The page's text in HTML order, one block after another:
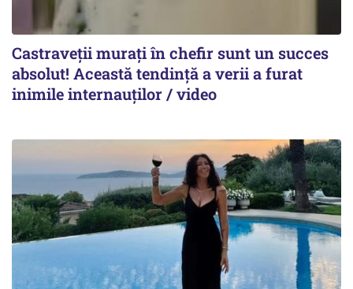
Castraveții murați în chefir sunt un succes
absolut! Această tendință a verii a furat
inimile internauților / video